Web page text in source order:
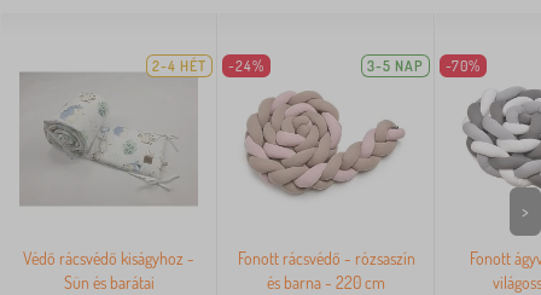
2-4 HÉT
Védő rácsvédő kiságyhoz -
Sün és barátai
-24% 3-5 NAP
Fonott rácsvédő - rózsaszín
és barna - 220 cm
-70%
Fonott
>